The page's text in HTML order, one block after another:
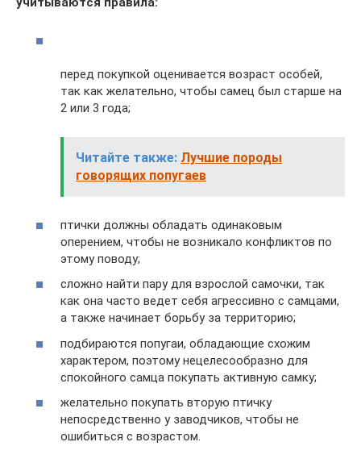
перед покупкой оценивается возраст особей,
так как желательно, чтобы самец был старше на
2 или 3 года;
Читайте также: Лучшие породы
говорящих попугаев
птички должны обладать одинаковым
оперением, чтобы не возникало конфликтов по
этому поводу;
сложно найти пару для взрослой самочки, так
как она часто ведет себя агрессивно с самцами,
а также начинает борьбу за территорию;
подбираются попугаи, обладающие схожим
характером, поэтому нецелесообразно для
спокойного самца покупать активную самку;
желательно покупать вторую птичку
непосредственно у заводчиков, чтобы не
ошибиться с возрастом.